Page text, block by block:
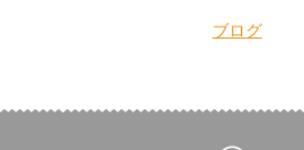
ブログ